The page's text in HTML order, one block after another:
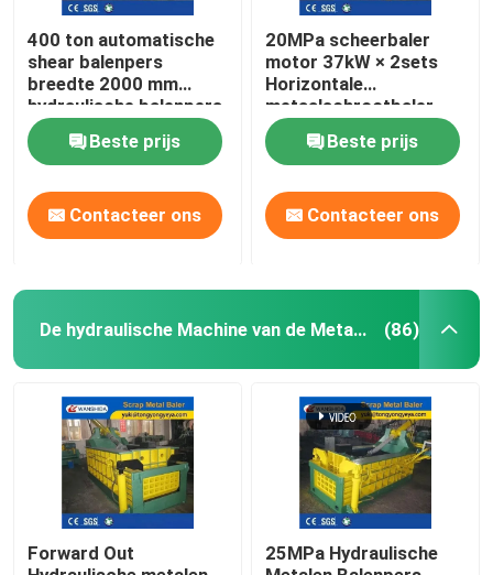
400 ton automatische
shear balenpers
breedte 2000 mm
hydraulische balenpers
Beste prijs
Contacteer ons
20MPa scheerbaler
motor 37kW × 2sets
Horizontale
metaalschrootbaler
voor recycling van
zwaar schroot
Beste prijs
Contacteer ons
De hydraulische Machine van de Metaalpers (86)
Forward Out
25MPa Hydraulische